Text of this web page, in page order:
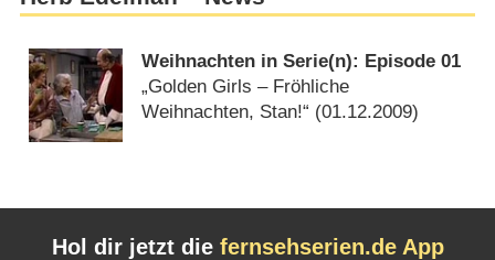
Weihnachten in Serie(n): Episode 01
„Golden Girls – Fröhliche
Weihnachten, Stan!“ (01.12.2009)
Hol dir jetzt die fernsehserien.de App